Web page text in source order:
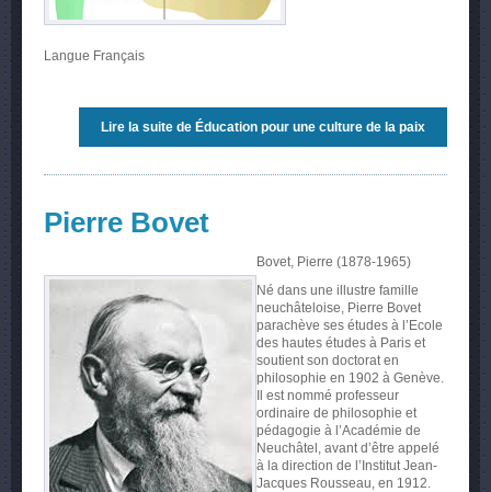
Langue Français
Lire la suite de Éducation pour une culture de la paix
Pierre Bovet
Bovet, Pierre (1878-1965)
Né dans une illustre famille
neuchâteloise, Pierre Bovet
parachève ses études à l’Ecole
des hautes études à Paris et
soutient son doctorat en
philosophie en 1902 à Genève.
Il est nommé professeur
ordinaire de philosophie et
pédagogie à l’Académie de
Neuchâtel, avant d’être appelé
à la direction de l’Institut Jean-
Jacques Rousseau, en 1912.